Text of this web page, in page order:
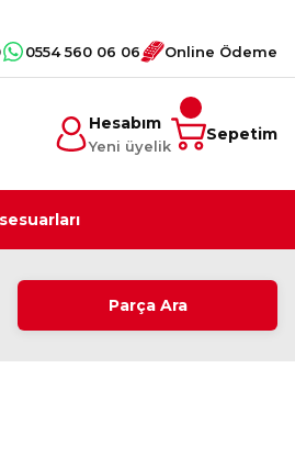
0554 560 06 06 Online Ödeme
Hesabım
Yeni üyelik
Sepetim
Parça Ara